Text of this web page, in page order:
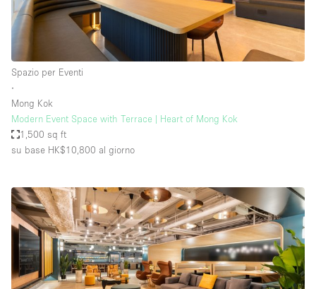
Spazio per Eventi
∙
Mong Kok
Modern Event Space with Terrace | Heart of Mong Kok
1,500 sq ft
su base HK$10,800 al giorno